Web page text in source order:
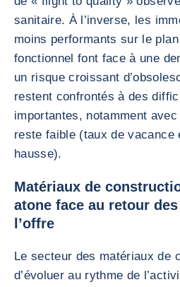
sanitaire. À l’inverse, les
moins performants sur le
fonctionnel font face à une
un risque croissant
restent confrontés à des
importantes, notamment avec
reste faible (taux de vacance
hausse).
Matériaux de
atone face au retour
l’offre
Le secteur des matériaux de
d’évoluer au rythme de